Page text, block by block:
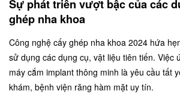
Sự phát triển vượt bậc của các
ghép nha khoa
Công nghệ cấy ghép nha khoa 2024 hứa
sử dụng các dụng cụ, vật liệu tiên tiến. Việc
máy cắm implant thông minh là yêu cầu tất
khám, bệnh viện răng hàm mặt uy tín.